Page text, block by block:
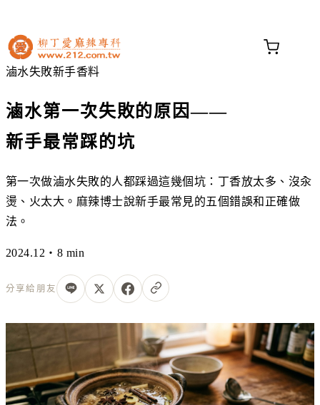
滷水失敗新手香料
滷水第一次失敗的原因——
新手最常踩的坑
第一次做滷水失敗的人都踩過這幾個坑：丁香放太多、沒汆
燙、火太大。麻辣博士說新手最常見的五個錯誤和正確做
法。
2024.12・8 min
分享給朋友